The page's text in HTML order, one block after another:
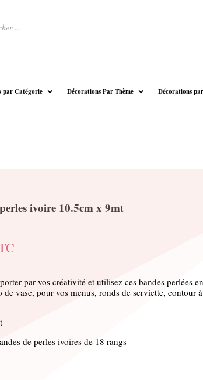
par Catégorie Décorations Par Thème Décorations
ivoire 10.5cm x 9mt
par vos créativité et utilisez ces bandes perlées
de vase, pour vos menus, ronds de serviette, contour
de perles ivoires de 18 rangs